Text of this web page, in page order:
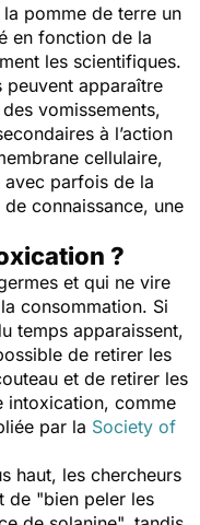
pomme de terre un
en fonction de la
les scientifiques.
peuvent apparaître
vomissements,
à l’action
cellulaire,
avec parfois de la
connaissance, une
?
et qui ne vire
consommation. Si
temps apparaissent,
de retirer les
et de retirer les
intoxication, comme
par la Society of
haut, les chercheurs
de "bien peler les